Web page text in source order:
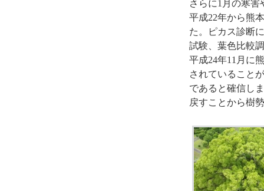
さらに1月の寒
平成22年から熊
た。ピカス診断
試験、葉色比較
平成24年11月に
されていること
であると確信し
戻すことから樹